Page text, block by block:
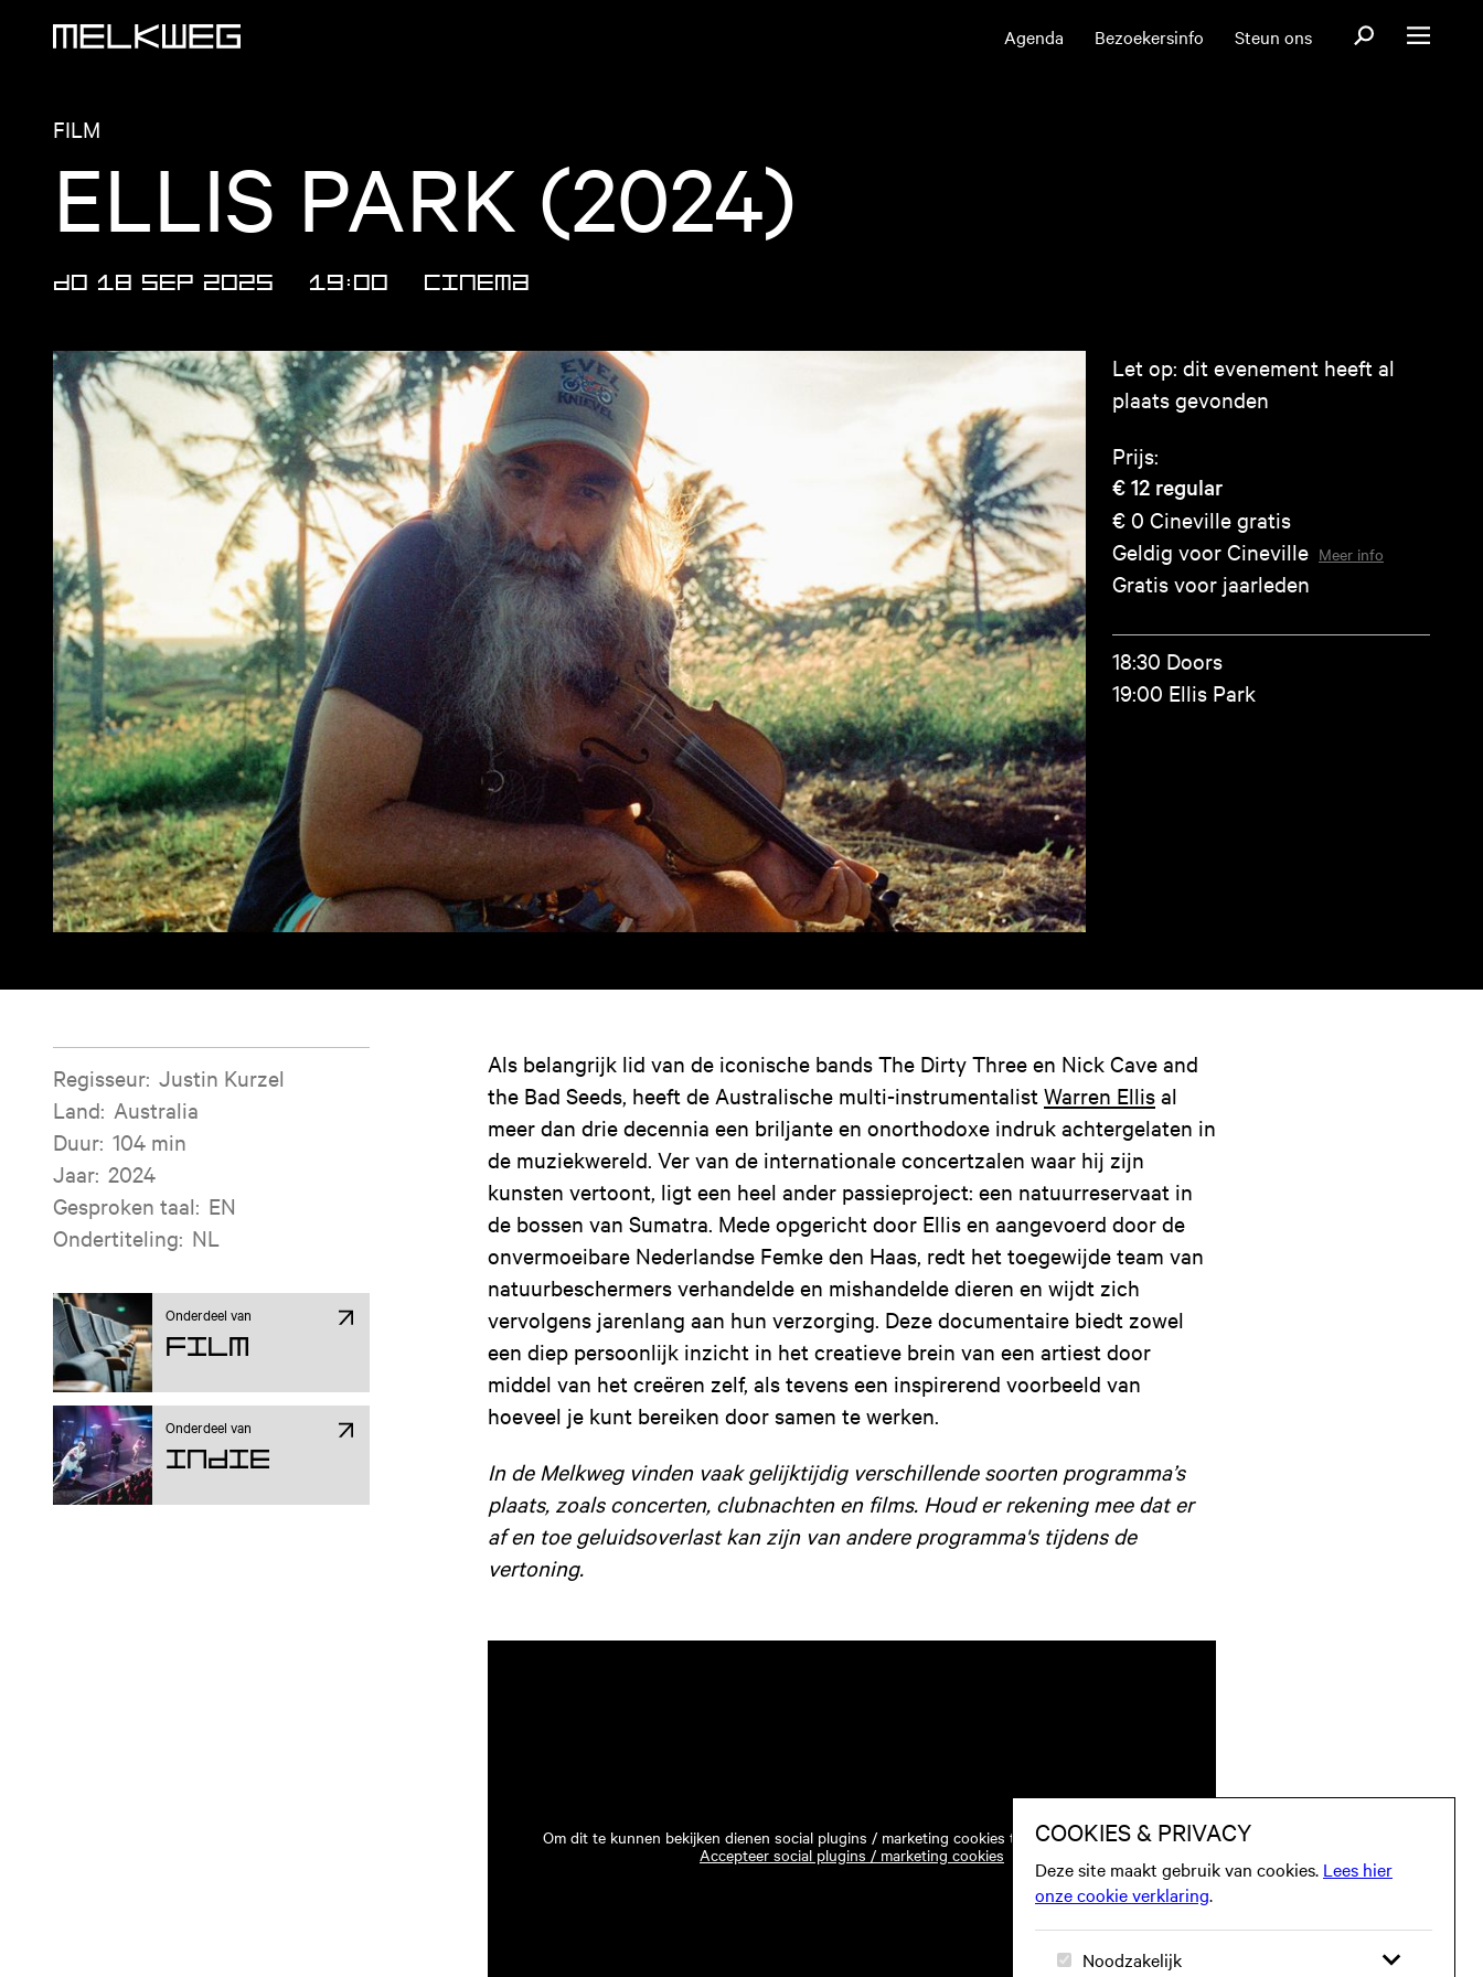
Agenda Bezoekersinfo Steun ons OpenOpen menu
FILM
ELLIS PARK (2024)
DO 18 SEP 2025 19:00 Cinema
Let op: dit evenement heeft al
plaats gevonden
Prijs:
€ 12 regular
€ 0 Cineville gratis
Geldig voor Cineville Meer info
Gratis voor jaarleden
18:30 Doors
19:00 Ellis Park
Filminformatie
Regisseur: Justin Kurzel
Land: Australia
Duur: 104 min
Jaar: 2024
Gesproken taal: EN
Ondertiteling: NL
Onderdeel van
Film
Onderdeel van
Indie
Als belangrijk lid van de iconische bands The Dirty Three en Nick Cave and
the Bad Seeds, heeft de Australische multi-instrumentalist Warren Ellis al
meer dan drie decennia een briljante en onorthodoxe indruk achtergelaten in
de muziekwereld. Ver van de internationale concertzalen waar hij zijn
kunsten vertoont, ligt een heel ander passieproject: een natuurreservaat in
de bossen van Sumatra. Mede opgericht door Ellis en aangevoerd door de
onvermoeibare Nederlandse Femke den Haas, redt het toegewijde team van
natuurbeschermers verhandelde en mishandelde dieren en wijdt zich
vervolgens jarenlang aan hun verzorging. Deze documentaire biedt zowel
een diep persoonlijk inzicht in het creatieve brein van een artiest door
middel van het creëren zelf, als tevens een inspirerend voorbeeld van
hoeveel je kunt bereiken door samen te werken.
In de Melkweg vinden vaak gelijktijdig verschillende soorten programma’s
plaats, zoals concerten, clubnachten en films. Houd er rekening mee dat er
af en toe geluidsoverlast kan zijn van andere programma's tijdens de
vertoning.
Om dit te kunnen bekijken dienen social plugins / marketing cookies te worden toegestaan.
Accepteer social plugins / marketing cookies